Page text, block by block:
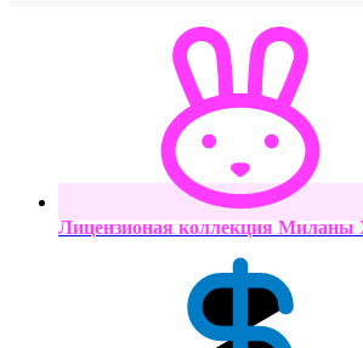
Лицензионая коллекция Миланы